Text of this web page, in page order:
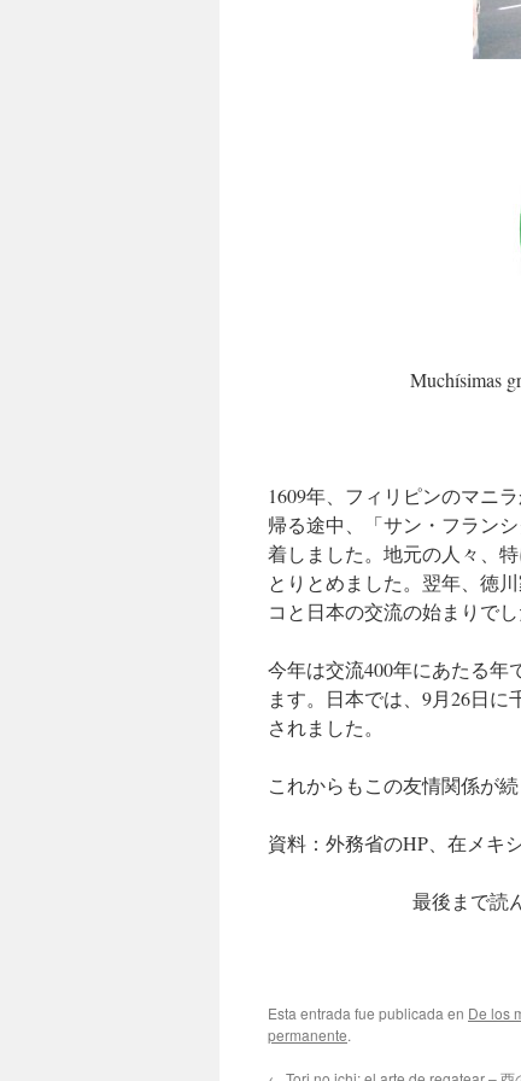
Muchísimas
1609年、フィリピンのマニ
帰る途中、「サン・フラン
着しました。地元の人々、
とりとめました。翌年、徳
コと日本の交流の始まりでし
今年は交流400年にあたる年
ます。日本では、9月26日
されました。
これからもこの友情関係が
資料：外務省のHP、在メキ
最後まで読
Esta entrada fue publicada en De los
permanente.